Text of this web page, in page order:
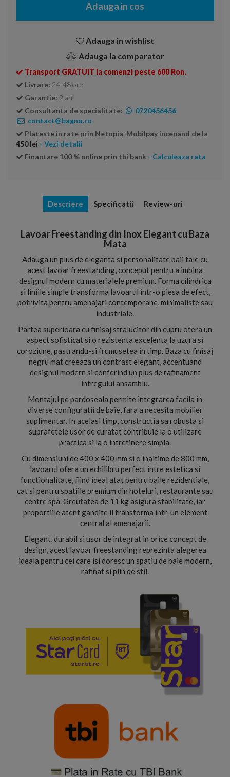
Adauga in cos
Adauga in wishlist
Adauga la comparator
Transport GRATUIT la comenzi peste 600 Ron.
Livrare: 24-48 ore
Garantie: 2 ani
Consultanta de specialitate:
0720456456
contact@bagno.ro
Plateste in rate prin Netopia-Mobilpay incepand de la
450 lei - Vezi detalii
Finantare 100 % online prin tbi bank - Calculeaza rata
Descriere Specificatii Review-uri
Lavoar Freestanding din Inox Elegant cu Baza
Mata
Adauga un plus de eleganta si personalitate baii tale cu
acest lavoar freestanding, conceput pentru a imbina
designul modern cu materialele premium. Forma cilindrica
si liniile simple transforma lavoarul intr-o piesa de efect,
potrivita pentru amenajari contemporane, minimaliste sau
industriale.
Partea superioara cu finisaj stralucitor din cupru ofera un
aspect sofisticat si o rezistenta excelenta la uzura si
coroziune, pastrandu-si frumusetea in timp. Baza cu finisaj
negru mat creeaza un contrast elegant, accentuand
designul modern si conferind un plus de rafinament
intregului ansamblu.
Montajul pe pardoseala permite integrarea facila in
diverse configuratii de baie, fara a necesita mobilier
suplimentar. In acelasi timp, constructia sa robusta si
suprafetele usor de curatat contribuie la o utilizare
practica si la o intretinere simpla.
Cu dimensiuni de 400 x 400 mm si o inaltime de 800 mm,
lavoarul ofera un echilibru perfect intre estetica si
functionalitate, fiind ideal atat pentru baile rezidentiale,
cat si pentru spatiile premium din hoteluri, restaurante sau
centre spa. Greutatea de 11 kg asigura stabilitate, iar
proportiile atent gandite il transforma intr-un element
central al amenajarii.
Elegant, durabil si usor de integrat in orice concept de
design, acest lavoar freestanding reprezinta alegerea
ideala pentru cei care isi doresc un spatiu de baie modern,
rafinat si plin de stil.